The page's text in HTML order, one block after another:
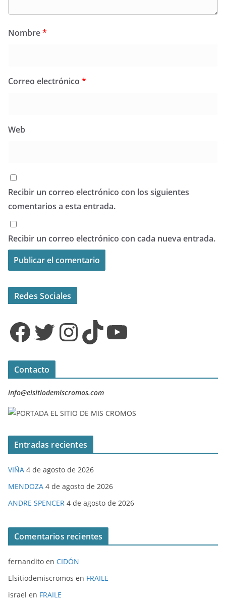
Nombre*
Correo electrónico *
Web
Recibir un correo electrónico con los siguientes
comentarios a esta entrada.
Recibir un correo electrónico con cada nueva entrada.
Redes Sociales
Facebook Twitter InstagramTikTok YouTube
Contacto
info@elsitiodemiscromos.com
Entradas recientes
VIÑA 4 de agosto de 2026
MENDOZA 4 de agosto de 2026
ANDRE SPENCER 4 de agosto de 2026
Comentarios recientes
fernandito en CIDÓN
Elsitiodemiscromos en FRAILE
israel en FRAILE